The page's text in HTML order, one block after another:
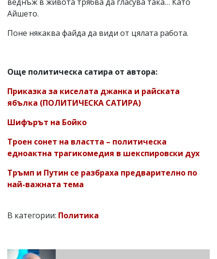
Айшето.
Поне някаква файда да види от цялата работа.
Още политическа сатира от автора:
Приказка за киселата джанка и райската
ябълка (ПОЛИТИЧЕСКА САТИРА)
Шифърът на Бойко
Троен сонет на властта – политическа
едноактна трагикомедия в шекспировски дух
Тръмп и Путин се разбраха предварително по
най-важната тема
В категории: Политика